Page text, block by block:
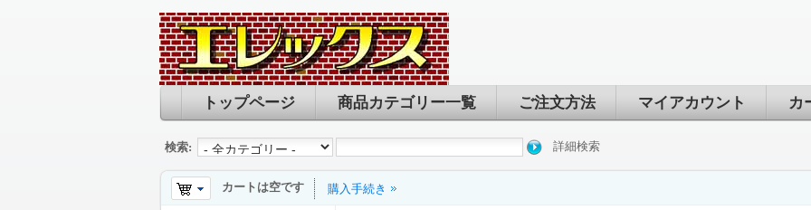
トップページ 商品カテゴリー一覧 ご注文方法 マイアカウント カ
検索: 詳細検索
カートは空です 購入手続き